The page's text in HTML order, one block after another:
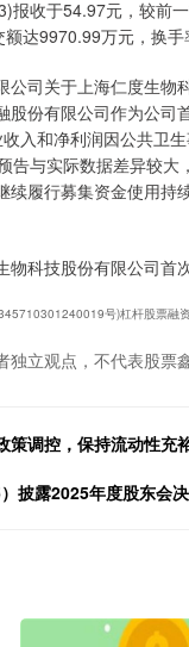
收于54.97元，较前
达9970.99万元，换手
司关于上海仁度生
份有限公司作为公
入和净利润因公共卫
与实际数据差异较
履行募集资金使用持
物科技股份有限公司
号)杠杆股票融资
独立观点，不代表股票
策调控，保持流动性充
披露2025年度股东会